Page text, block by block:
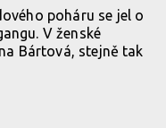
poháru se jel o
V ženské
Bártová, stejně tak